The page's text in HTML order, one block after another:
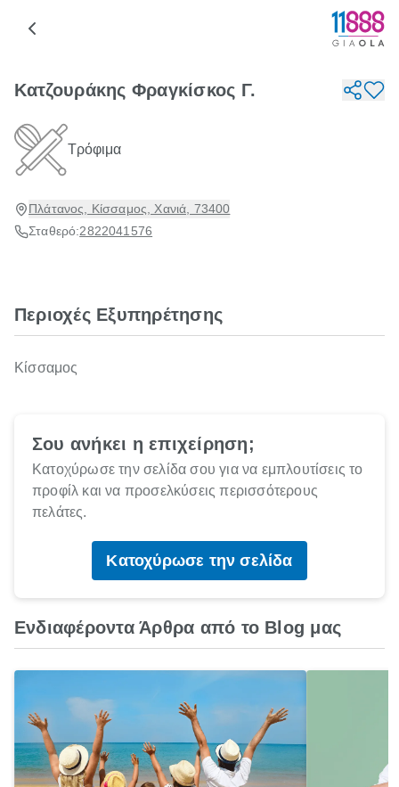
Κατζουράκης Φραγκίσκος Γ.
Τρόφιμα
Πλάτανος, Κίσσαμος, Χανιά, 73400
Σταθερό:2822041576
Περιοχές Εξυπηρέτησης
Κίσσαμος
Σου ανήκει η επιχείρηση;
Κατοχύρωσε την σελίδα σου για να εμπλουτίσεις το
προφίλ και να προσελκύσεις περισσότερους
πελάτες.
Κατοχύρωσε την σελίδα
Ενδιαφέροντα Άρθρα από το Blog μας